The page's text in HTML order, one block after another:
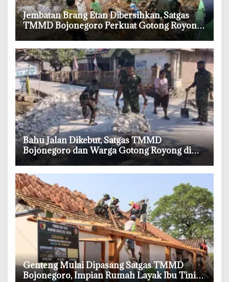
‎Jembatan Brang Etan Dibersihkan, Satgas
TMMD Bojonegoro Perkuat Gotong Royong
Warga
‎Bahu Jalan Dikebut, Satgas TMMD
Bojonegoro dan Warga Gotong Royong di
Tengah Terik
‎Genteng Mulai Dipasang Satgas TMMD
Bojonegoro, Impian Rumah Layak Ibu Tini